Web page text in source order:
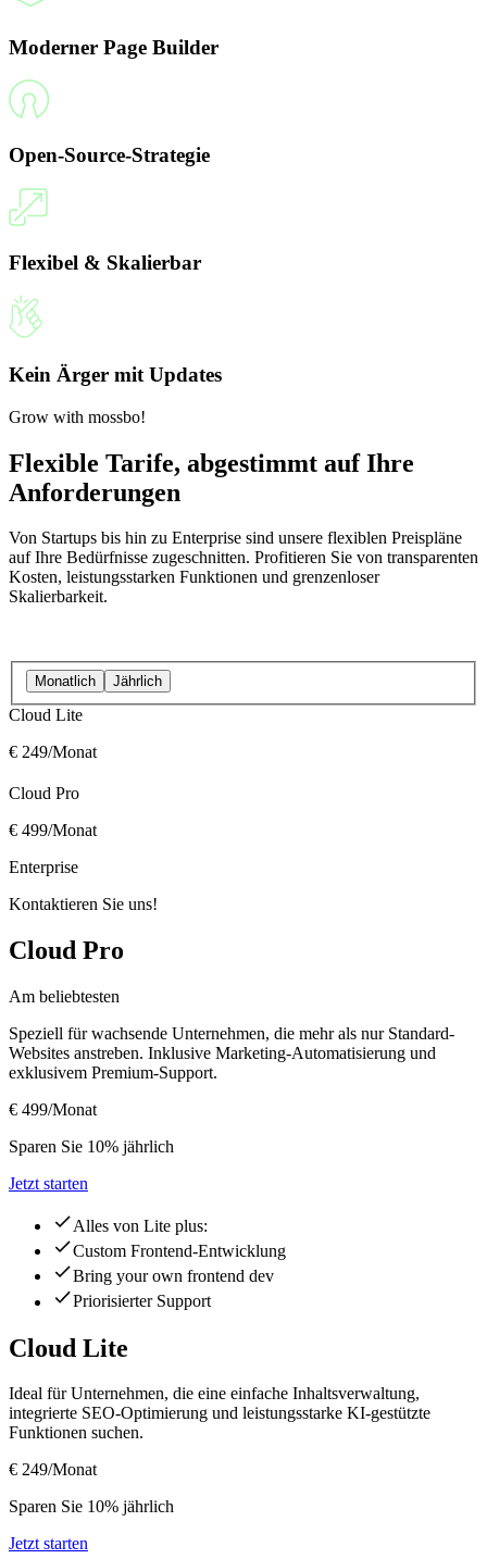
Moderner Page Builder
Open-Source-Strategie
Flexibel & Skalierbar
Kein Ärger mit Updates
Grow with mossbo!
Flexible Tarife, abgestimmt auf Ihre
Anforderungen
Von Startups bis hin zu Enterprise sind unsere flexiblen Preispläne
auf Ihre Bedürfnisse zugeschnitten. Profitieren Sie von transparenten
Kosten, leistungsstarken Funktionen und grenzenloser
Skalierbarkeit.
Monatlich Jährlich
Cloud Lite
€ 249/Monat
Cloud Pro
€ 499/Monat
Enterprise
Kontaktieren Sie uns!
Cloud Pro
Am beliebtesten
Speziell für wachsende Unternehmen, die mehr als nur Standard-
Websites anstreben. Inklusive Marketing-Automatisierung und
exklusivem Premium-Support.
€ 499/Monat
Sparen Sie 10% jährlich
Jetzt starten
Alles von Lite plus:
Custom Frontend-Entwicklung
Bring your own frontend dev
Priorisierter Support
Cloud Lite
Ideal für Unternehmen, die eine einfache Inhaltsverwaltung,
integrierte SEO-Optimierung und leistungsstarke KI-gestützte
Funktionen suchen.
€ 249/Monat
Sparen Sie 10% jährlich
Jetzt starten